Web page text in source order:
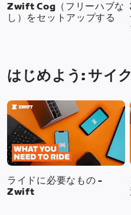
Zwift Cog（フリーハブな
し）をセットアップする
はじめよう: サイ
ライドに必要なもの -
Zwift